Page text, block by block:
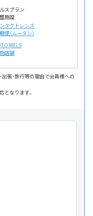
スプラン
施設
タクトレンズ
便（ムータン）
MELS
店舗
出張・旅行等の理由で会員様への
となります。